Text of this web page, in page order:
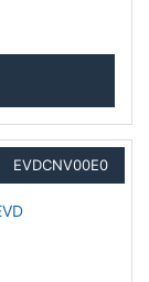
EVDCNV00E0